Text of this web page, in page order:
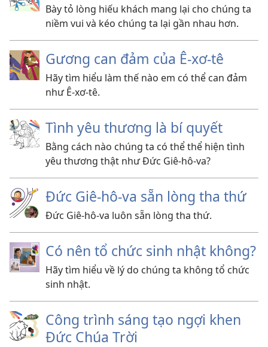
Bày tỏ lòng hiếu khách mang lại cho chúng ta
niềm vui và kéo chúng ta lại gần nhau hơn.
Gương can đảm của Ê-xơ-tê
Hãy tìm hiểu làm thế nào em có thể can đảm
như Ê-xơ-tê.
Tình yêu thương là bí quyết
Bằng cách nào chúng ta có thể thể hiện tình
yêu thương thật như Đức Giê-hô-va?
Đức Giê-hô-va sẵn lòng tha thứ
Đức Giê-hô-va luôn sẵn lòng tha thứ.
Có nên tổ chức sinh nhật không?
Hãy tìm hiểu về lý do chúng ta không tổ chức
sinh nhật.
Công trình sáng tạo ngợi khen
Đức Chúa Trời